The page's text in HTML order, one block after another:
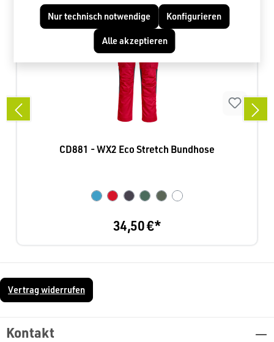
CD881 - WX2 Eco Stretch Bundhose
34,50 €*
Vertrag widerrufen
Kontakt
Nur technisch notwendige Konfigurieren
Alle akzeptieren